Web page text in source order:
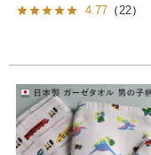
4.77 （ 22）